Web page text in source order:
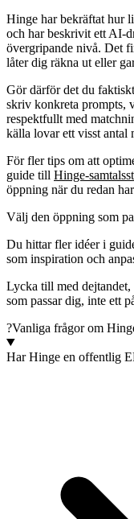
Hinge har bekräftat hur
och har beskrivit ett AI-
övergripande nivå. Det
låter dig räkna ut eller
Gör därför det du
skriv konkreta prompts,
respektfullt med
källa lovar ett visst antal
För fler tips om att
guide till Hinge-
öppning när du redan
Välj den öppning som
Du hittar fler idéer i
som inspiration och
Lycka till med
som passar dig, inte ett
?Vanliga frågor om
Har Hinge en offentlig